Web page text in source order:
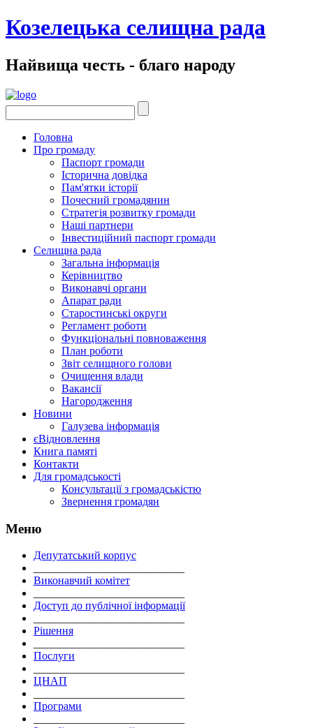
Козелецька селищна рада
Найвища честь - благо народу
Головна
Про громаду
Паспорт громади
Історична довідка
Пам'ятки історії
Почесний громадянин
Стратегія розвитку громади
Наші партнери
Інвестиційний паспорт громади
Селищна рада
Загальна інформація
Керівництво
Виконавчі органи
Апарат ради
Старостинські округи
Регламент роботи
Функціональні повноваження
План роботи
Звіт селищного голови
Очищення влади
Вакансії
Нагородження
Новини
Галузева інформація
єВідновлення
Книга памяті
Контакти
Для громадськості
Консультації з громадськістю
Звернення громадян
Меню
Депутатський корпус
Виконавчий комітет
Доступ до публічної інформації
Рішення
Послуги
ЦНАП
Програми